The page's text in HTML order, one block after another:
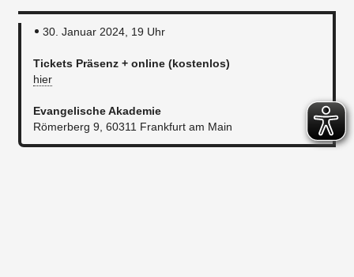
30. Januar 2024, 19 Uhr
Tickets Präsenz + online (kostenlos)
hier
Evangelische Akademie
Römerberg 9, 60311 Frankfurt am Main